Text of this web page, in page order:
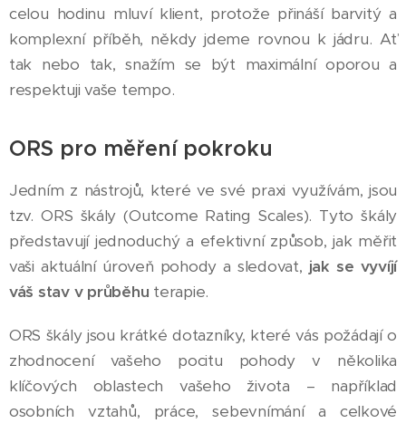
celou hodinu mluví klient, protože přináší barvitý a
komplexní příběh, někdy jdeme rovnou k jádru. Ať
tak nebo tak, snažím se být maximální oporou a
respektuji vaše tempo.
ORS pro měření pokroku
Jedním z nástrojů, které ve své praxi využívám, jsou
tzv. ORS škály (Outcome Rating Scales). Tyto škály
představují jednoduchý a efektivní způsob, jak měřit
vaši aktuální úroveň pohody a sledovat, jak se vyvíjí
váš stav v průběhu terapie.
ORS škály jsou krátké dotazníky, které vás požádají o
zhodnocení vašeho pocitu pohody v několika
klíčových oblastech vašeho života – například
osobních vztahů, práce, sebevnímání a celkové